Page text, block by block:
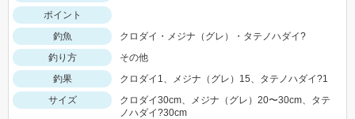
ポイント
釣魚
クロダイ・メジナ（グレ）・タテノハダイ?
釣り方
その他
釣果
クロダイ1、メジナ（グレ）15、タテノハダイ?1
サイズ
クロダイ30cm、メジナ（グレ）20〜30cm、タテ
ノハダイ?30cm